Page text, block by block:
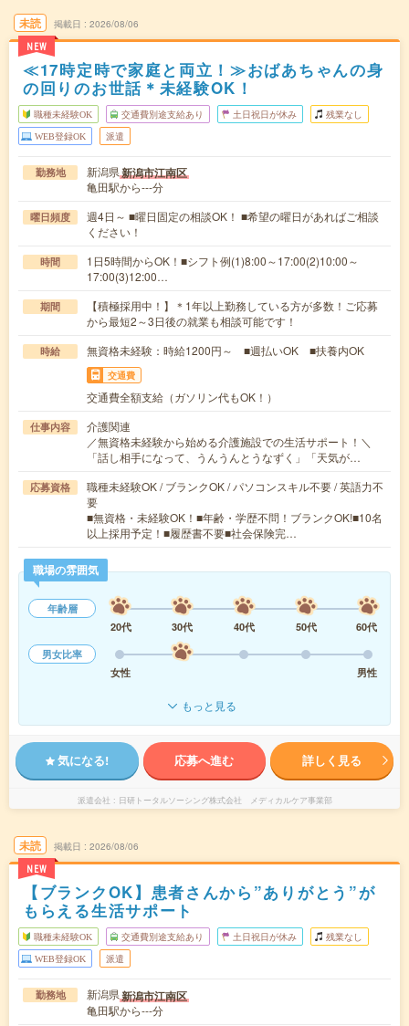
未読
NEW
掲載日 2026/08/06
≪17時定時で家庭と両立！≫おばあちゃんの身
の回りのお世話＊未経験OK！
職種未経験OK 交通費別途支給あり 土日祝日が休み 残業なし
WEB登録OK 派遣
勤務地 新潟県新潟市江南区
亀田駅から---分
曜日頻度
週4日～ ■曜日固定の相談OK！ ■希望の曜日があればご相談
ください！
時間
1日5時間からOK！■シフト例(1)8:00～17:00(2)10:00～
17:00(3)12:00…
期間
【積極採用中！】＊1年以上勤務している方が多数！ご応募
から最短2～3日後の就業も相談可能です！
時給 無資格未経験：時給1200円～ ■週払いOK ■扶養内OK
交通費
交通費全額支給（ガソリン代もOK！）
仕事内容
介護関連
／無資格未経験から始める介護施設での生活サポート！＼
「話し相手になって、うんうんとうなずく」「天気が…
応募資格
職種未経験OK / ブランクOK / パソコンスキル不要 / 英語力不
要
■無資格・未経験OK！■年齢・学歴不問！ブランクOK!■10名
以上採用予定！■履歴書不要■社会保険完…
職場の雰囲気
年齢層
20代
30代 40代 50代
60代
男女比率
女性
男性
もっと見る
気になる! 応募へ進む 詳しく見る
派遣会社 日研トータルソーシング株式会社 メディカルケア事業部
未読
NEW
掲載日 2026/08/06
【ブランクOK】患者さんから”ありがとう”が
もらえる生活サポート
職種未経験OK 交通費別途支給あり 土日祝日が休み 残業なし
WEB登録OK 派遣
勤務地 新潟県新潟市江南区
亀田駅から---分